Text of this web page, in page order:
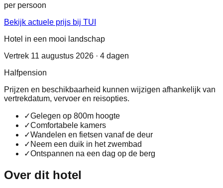
per persoon
Bekijk actuele prijs bij TUI
Hotel in een mooi landschap
Vertrek 11 augustus 2026 · 4 dagen
Halfpension
Prijzen en beschikbaarheid kunnen wijzigen afhankelijk van
vertrekdatum, vervoer en reisopties.
✓Gelegen op 800m hoogte
✓Comfortabele kamers
✓Wandelen en fietsen vanaf de deur
✓ Neem een duik in het zwembad
✓Ontspannen na een dag op de berg
Over dit hotel